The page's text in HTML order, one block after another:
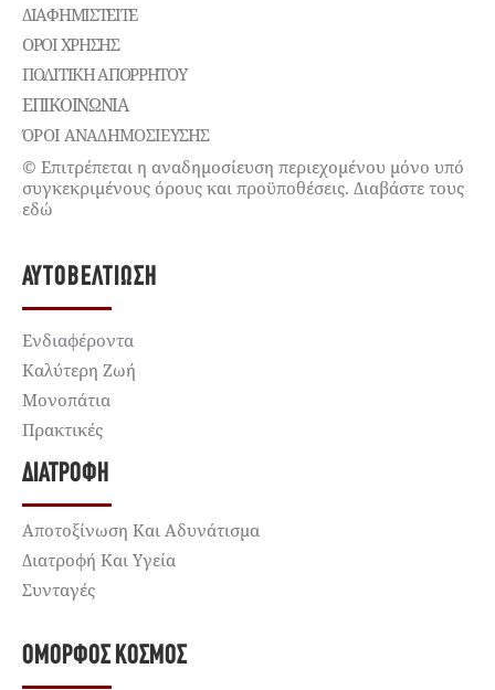
ΔΙΑΦΗΜΙΣΤΕΊΤΕ
ΌΡΟΙ ΧΡΉΣΗΣ
ΠΟΛΙΤΙΚΉ ΑΠΟΡΡΉΤΟΥ
ΕΠΙΚΟΙΝΩΝΊΑ
ΌΡΟΙ ΑΝΑΔΗΜΟΣΙΕΥΣΗΣ
© Επιτρέπεται η αναδημοσίευση περιεχομένου μόνο υπό
συγκεκριμένους όρους και προϋποθέσεις. Διαβάστε τους
εδώ
ΑΥΤΟΒΕΛΤΊΩΣΗ
Ενδιαφέροντα
Καλύτερη Ζωή
Μονοπάτια
Πρακτικές
ΔΙΑΤΡΟΦΉ
Αποτοξίνωση Και Αδυνάτισμα
Διατροφή Και Υγεία
Συνταγές
ΌΜΟΡΦΟΣ ΚΌΣΜΟΣ